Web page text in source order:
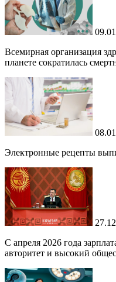
Всемирная организация
планете сократилась
Электронные рецепты
С апреля 2026 года
авторитет и высокий